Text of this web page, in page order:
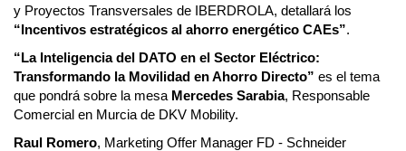
y Proyectos Transversales de IBERDROLA, detallará los
“Incentivos estratégicos al ahorro energético CAEs”.
“La Inteligencia del DATO en el Sector Eléctrico:
Transformando la Movilidad en Ahorro Directo” es el tema
que pondrá sobre la mesa Mercedes Sarabia, Responsable
Comercial en Murcia de DKV Mobility.
Raul Romero, Marketing Offer Manager FD - Schneider